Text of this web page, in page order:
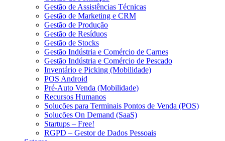
Gestão de Assistências Técnicas
Gestão de Marketing e CRM
Gestão de Produção
Gestão de Resíduos
Gestão de Stocks
Gestão Indústria e Comércio de Carnes
Gestão Indústria e Comércio de Pescado
Inventário e Picking (Mobilidade)
POS Android
Pré-Auto Venda (Mobilidade)
Recursos Humanos
Soluções para Terminais Pontos de Venda (POS)
Soluções On Demand (SaaS)
Startups – Free!
RGPD – Gestor de Dados Pessoais